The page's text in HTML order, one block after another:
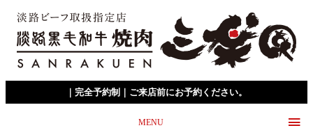
｜完全予約制｜ご来店前にお予約ください。
MENU